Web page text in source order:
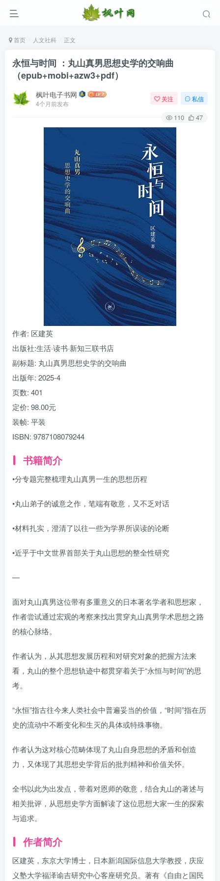
首页 人文社科 正文
永恒与时间 ：丸山真男思想史学的交响曲
（epub+mobi+azw3+pdf）
枫叶电子书网
4个月前发布
关注 私信
110 47
作者: 区建英
出版社:生活·读书·新知三联书店
副标题: 丸山真男思想史学的交响曲
出版年: 2025-4
页数: 401
定价: 98.00元
装帧: 平装
ISBN: 9787108079244
书籍简介
•分专题完整梳理丸山真男一生的思想历程
•丸山弟子的诚意之作，笔端有敬意，又不乏对话
•材料扎实，澄清了以往一些为学界所误读的论断
•近乎于中文世界首部关于丸山思想的整全性研究
—
面对丸山真男这位带有多重意义的日本著名学者和思想家，
作者尝试通过宏观的考察来找出贯穿丸山真男学术思想之路
的核心脉络。
作者认为，从其思想发展历程和对研究对象的把握方法来
看，丸山的整个思想轨迹中都贯穿着关于“永恒与时间”的思
考。
“永恒”指古往今来人类社会中普遍妥当的价值，“时间”指在历
史的流动中不断变化和生灭的具体或特殊事物。
作者认为这对核心范畴体现了丸山自身思想的矛盾和创造
力，又体现了其思想史学背后的批判精神和价值关怀。
全书以此为出发点，带着对恩师的敬意，结合丸山的著述与
相关批评，从思想史学方面解读了这位思想大家一生的探索
与追求。
作者简介
区建英，东京大学博士，日本新潟国际信息大学教授，庆应
义塾大学福泽谕吉研究中心客座研究员。著有《自由と国民
登录
没有账号？立即注册
用户名/手机号/邮箱
登录密码
记住登录 找回密码 免密登录
登录
社交账号登录